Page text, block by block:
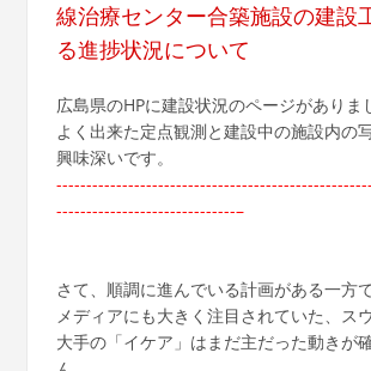
線治療センター合築施設の建設
る進捗状況について
広島県のHPに建設状況のページがありま
よく出来た定点観測と建設中の施設内の
興味深いです。
------------------------------–
さて、順調に進んでいる計画がある一方で
メディアにも大きく注目されていた、ス
大手の「イケア」はまだ主だった動きが